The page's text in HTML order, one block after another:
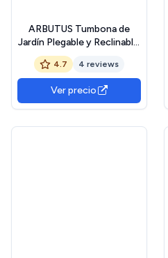
ARBUTUS Tumbona de
Jardín Plegable y Reclinable,
Hamaca con Cojín Cómoda
y Resistente para Terraza,
Camping y Patio (1, Gris
Oscuro)
4.7 4 reviews
Ver precio